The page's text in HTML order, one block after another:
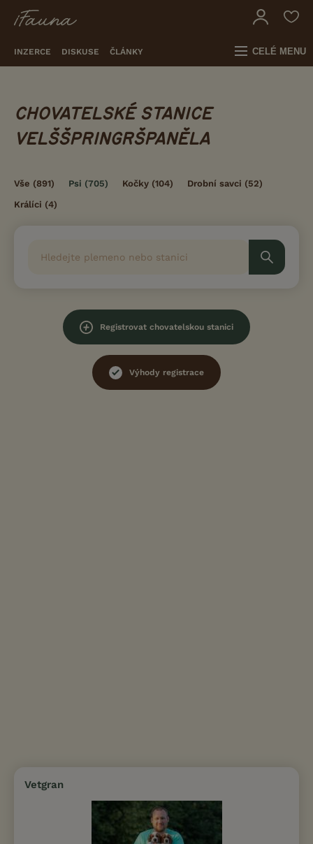
INZERCE DISKUSE ČLÁNKY CELÉ MENU
CHOVATELSKÉ STANICE
VELŠŠPRINGRŠPANĚLA
Vše (891) Psi (705) Kočky (104) Drobní savci (52)
Králíci (4)
Registrovat chovatelskou stanici
Výhody registrace
Vetgran